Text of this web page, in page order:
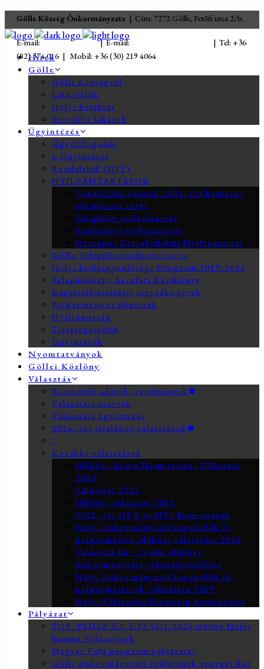
Gölle Község Önkormányzata | Cím: 7272 Gölle, Petőfi utca 2/b.
E-mail: jegyzo@golle.hu| E-mail:
| Tel: +36
(82) 374 016 | Mobil: +36 (30) 219 4064
Hírek
Gölle
Gölle községről
Látnivalók
Helyi Értéktár
Szociális lakások
Ügyintézés
Ügyfélfogadás
e-Ügyintézés
Rendeletek (NJT)
NYILVÁNTARTÁSOK
Vendéglátó üzletek 2024. évi hatósági
ellenőrzési terve
Telephely nyilvántartás
Szálláshely nyilvántartás
Országos Kereskedelmi Nyilvántartás
Gölle Településrendezési terve
Helyi Esélyegyenlőségi Program 2019-2024
Településképi Arculati Kézikönyv
Képviselő-testületi jegyzőkönyvek
Polgármesteri döntések
Nyilvánosság
Tisztségviselők
Ügyintézők
Nyomtatványok
Göllei Közlöny
Választás
Részvételi adatok, eredmények
Választási szervek
Választási ügyintézés
2024. évi általános választások
*
Korábbi választások
Időközi Roma Nemzetiségi Választás
2023
Választás 2022
Időközi választás 2022
2022. évi HVB és HVI határozatok
Helyi önkormányzati képviselők és
polgármester időközi választása 2021
Valasztas.hu – Gölle időközi
önkormányzati választás jelöltjei
Helyi önkormányzati képviselők és
polgármesterek választása 2019
Helyi Választási Bizottság határozatai
Pályázat
TOP_PLUSZ-3.1.3-23-SO1-2024-00006 Helyi
humán fejlesztések
Magyar Falu program pályázatai
Gölle önkormányzati épületének energetikai